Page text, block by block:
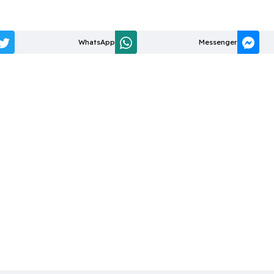
Messenger
WhatsApp